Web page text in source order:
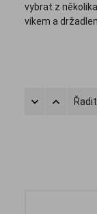
vybrat z
víkem a